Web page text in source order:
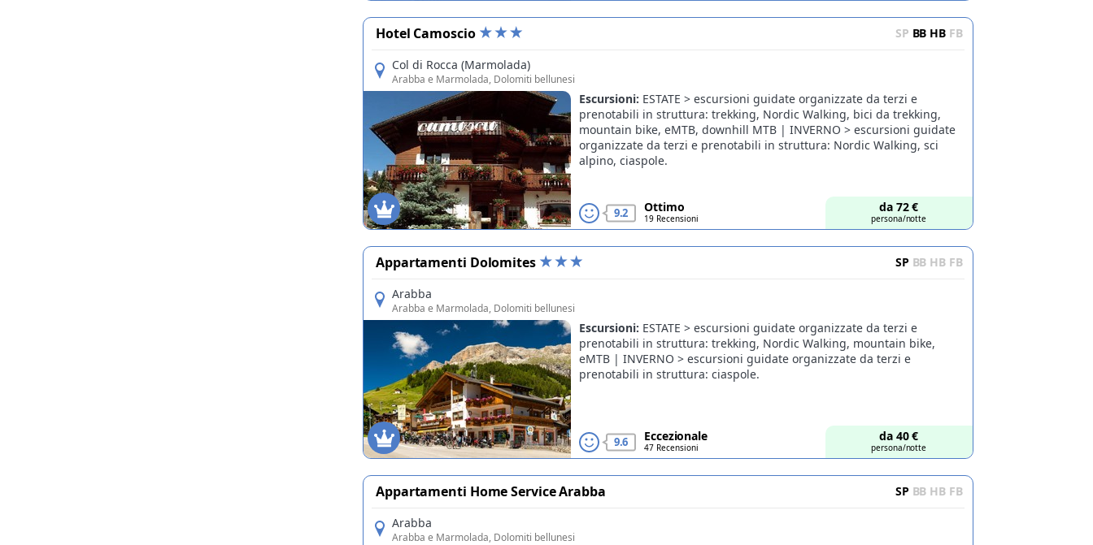
Hotel Camoscio SP BB HB FB
Col di Rocca (Marmolada)
Arabba e Marmolada, Dolomiti bellunesi
Offerte
da 72€
persona/notte
9.2 Ottimo
19 Recensioni
Escursioni: ESTATE > escursioni guidate organizzate da terzi e
prenotabili in struttura: trekking, Nordic Walking, bici da trekking,
mountain bike, eMTB, downhill MTB | INVERNO > escursioni guidate
organizzate da terzi e prenotabili in struttura: Nordic Walking, sci
alpino, ciaspole.
Appartamenti Dolomites SP BB HB FB
Arabba
Arabba e Marmolada, Dolomiti bellunesi
da 40€
persona/notte
9.6 Eccezionale
47 Recensioni
Escursioni: ESTATE > escursioni guidate organizzate da terzi e
prenotabili in struttura: trekking, Nordic Walking, mountain bike,
eMTB | INVERNO > escursioni guidate organizzate da terzi e
prenotabili in struttura: ciaspole.
Appartamenti Home Service Arabba SP BB HB FB
Arabba
Arabba e Marmolada, Dolomiti bellunesi